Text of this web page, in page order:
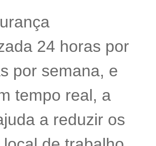
24 horas por
por semana, e
tempo real, a
a reduzir os